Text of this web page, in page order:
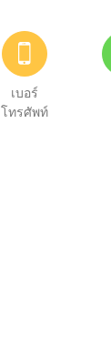
เบอร์
โทรศัพท์